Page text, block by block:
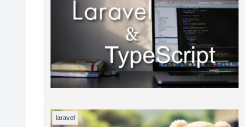
laravel